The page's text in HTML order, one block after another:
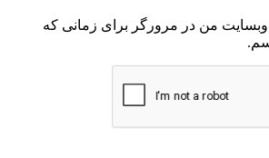
وبسایت من در مرورگر برای زمانی که